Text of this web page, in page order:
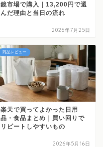
鏡市場で購入｜13,200円で選
んだ理由と当日の流れ
2026年7月25日
商品レビュー
楽天で買ってよかった日用
品・食品まとめ｜買い回りで
リピートしやすいもの
2026年5月16日